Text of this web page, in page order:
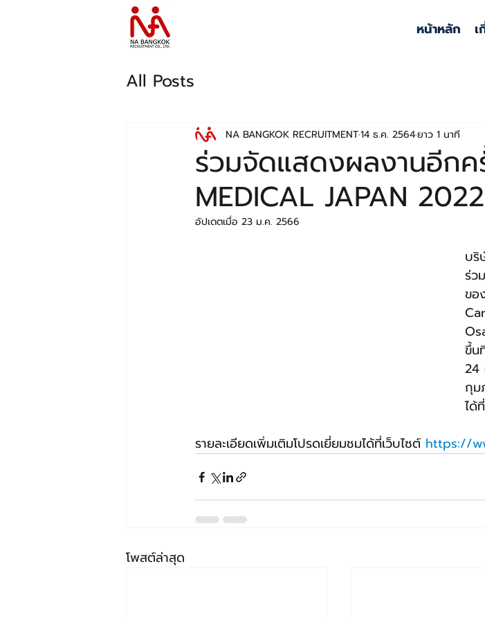
หน้าหลัก เ
All Posts
ร่วมจัดแสดงผลงานอีกค
MEDICAL JAPAN
NA BANGKOK RECRUITMENT14 ธ.ค. 2564ยาว 1 นาที
อัปเดตเมื่อ 23 ม.ค. 2566
บริ
ร่ว
ขอ
ขึ้น
24
กุม
ได้
รายละเอียดเพิ่มเติมโปรดเยี่ยมชมได้ที่เว็บไซต์ https://
โพสต์ล่าสุด